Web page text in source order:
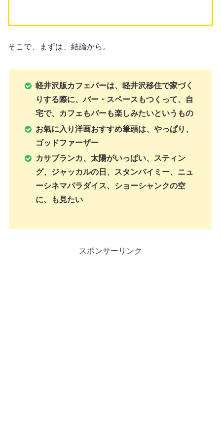
そこで、まずは、結論から。
軽井沢版カフェバーは、軽井沢移住で家づく
りする際に、バー・スペースもつくって、自
宅で、カフェもバーも楽しみたいというもの
お氣に入り洋画おすすめ筆頭は、やっぱり、
ゴッドファーザー
カサブランカ、太陽がいっぱい、スティン
グ、ジャッカルの日、スタンバイミー、ニュ
ーシネマパラダイス、ショーシャンクの空
に、も見たい
スポンサーリンク